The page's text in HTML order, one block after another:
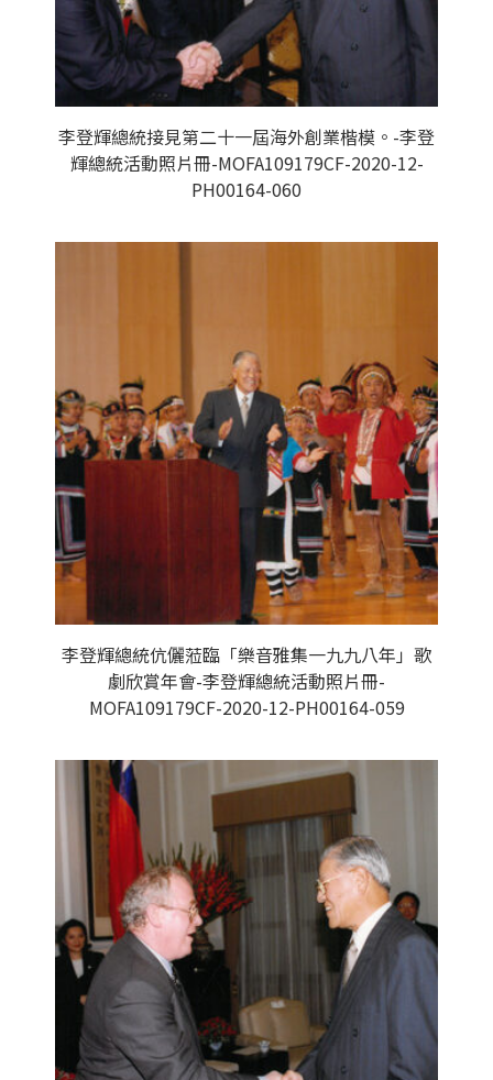
李登輝總統接見第二十一屆海外創業楷模。-李登
輝總統活動照片冊-MOFA109179CF-2020-12-
PH00164-060
李登輝總統伉儷蒞臨「樂音雅集一九九八年」歌
劇欣賞年會-李登輝總統活動照片冊-
MOFA109179CF-2020-12-PH00164-059